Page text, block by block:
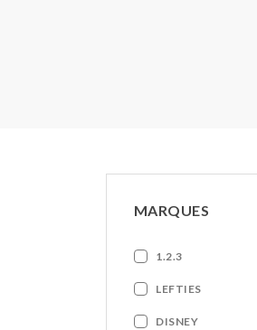
MARQUES
1.2.3
LEFTIES
DISNEY